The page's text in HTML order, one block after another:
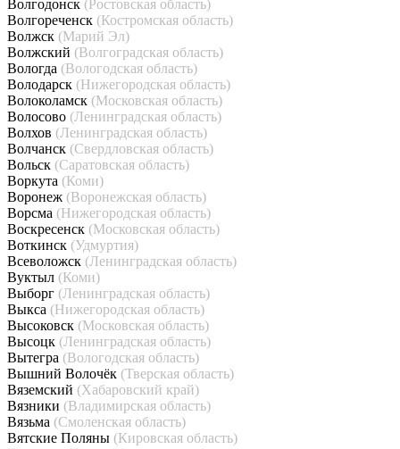
Волгодонск (Ростовская область)
Волгореченск (Костромская область)
Волжск (Марий Эл)
Волжский (Волгоградская область)
Вологда (Вологодская область)
Володарск (Нижегородская область)
Волоколамск (Московская область)
Волосово (Ленинградская область)
Волхов (Ленинградская область)
Волчанск (Свердловская область)
Вольск (Саратовская область)
Воркута (Коми)
Воронеж (Воронежская область)
Ворсма (Нижегородская область)
Воскресенск (Московская область)
Воткинск (Удмуртия)
Всеволожск (Ленинградская область)
Вуктыл (Коми)
Выборг (Ленинградская область)
Выкса (Нижегородская область)
Высоковск (Московская область)
Высоцк (Ленинградская область)
Вытегра (Вологодская область)
Вышний Волочёк (Тверская область)
Вяземский (Хабаровский край)
Вязники (Владимирская область)
Вязьма (Смоленская область)
Вятские Поляны (Кировская область)